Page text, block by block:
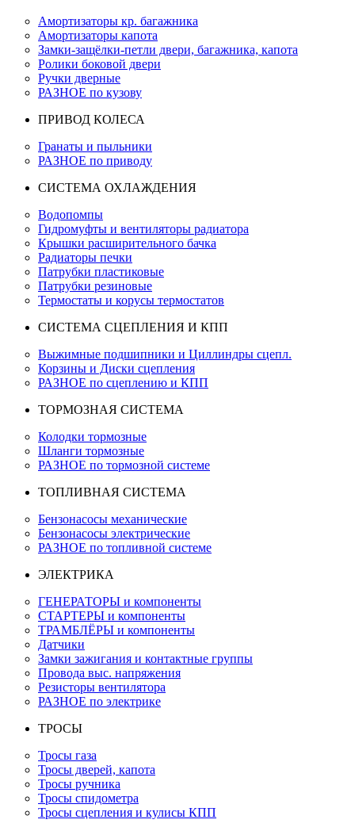
Амортизаторы кр. багажника
Амортизаторы капота
Замки-защёлки-петли двери, багажника, капота
Ролики боковой двери
Ручки дверные
РАЗНОЕ по кузову
ПРИВОД КОЛЕСА
Гранаты и пыльники
РАЗНОЕ по приводу
СИСТЕМА ОХЛАЖДЕНИЯ
Водопомпы
Гидромуфты и вентиляторы радиатора
Крышки расширительного бачка
Радиаторы печки
Патрубки пластиковые
Патрубки резиновые
Термостаты и корусы термостатов
СИСТЕМА СЦЕПЛЕНИЯ И КПП
Выжимные подшипники и Циллиндры сцепл.
Корзины и Диски сцепления
РАЗНОЕ по сцеплению и КПП
ТОРМОЗНАЯ СИСТЕМА
Колодки тормозные
Шланги тормозные
РАЗНОЕ по тормозной системе
ТОПЛИВНАЯ СИСТЕМА
Бензонасосы механические
Бензонасосы электрические
РАЗНОЕ по топливной системе
ЭЛЕКТРИКА
ГЕНЕРАТОРЫ и компоненты
СТАРТЕРЫ и компоненты
ТРАМБЛЁРЫ и компоненты
Датчики
Замки зажигания и контактные группы
Провода выс. напряжения
Резисторы вентилятора
РАЗНОЕ по электрике
ТРОСЫ
Тросы газа
Тросы дверей, капота
Тросы ручника
Тросы спидометра
Тросы сцепления и кулисы КПП